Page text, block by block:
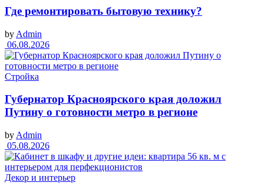
Где ремонтировать бытовую технику?
by Admin
06.08.2026
Стройка
Губернатор Красноярского края доложил
Путину о готовности метро в регионе
by Admin
05.08.2026
Декор и интерьер